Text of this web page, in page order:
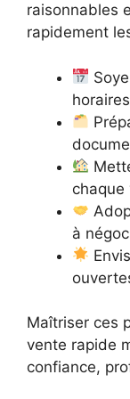
raisonnables
rapidement
chaque
à
Maîtriser ces
vente rapide
confiance,